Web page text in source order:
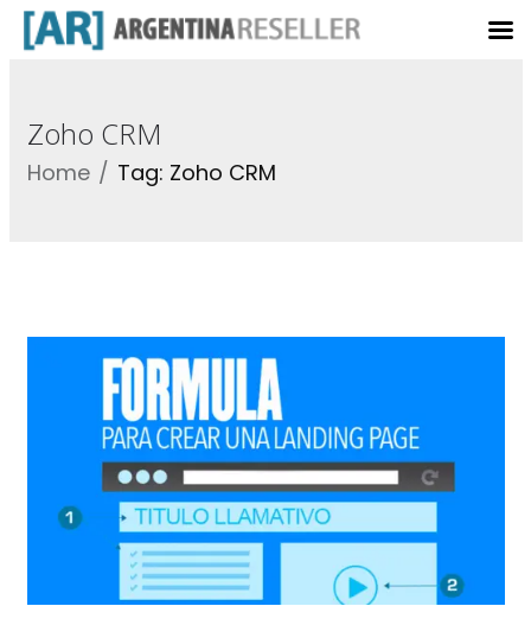
Zoho CRM
Home Tag: Zoho CRM